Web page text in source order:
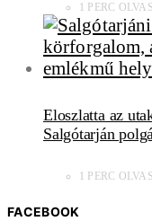
1 PERC
Eloszlatta az
Salgótarján
1 PERC
FACEBOOK